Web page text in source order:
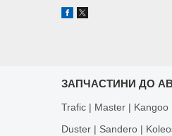
ЗАПЧАСТИНИ ДО
Trafic | Master | Kangoo
Duster | Sandero |